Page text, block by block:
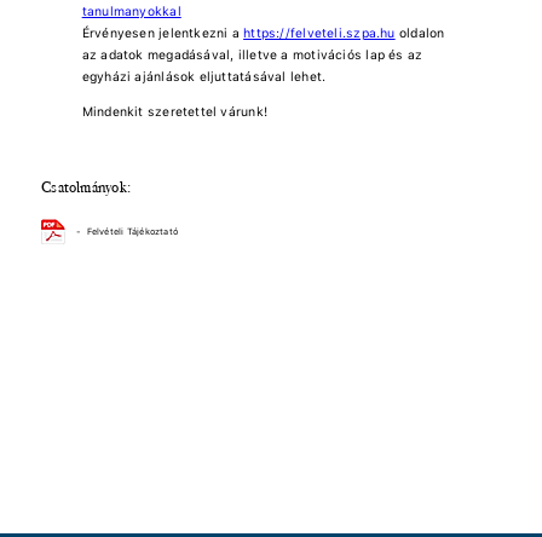
tanulmanyokkal
Érvényesen jelentkezni a https://felveteli.szpa.hu oldalon
az adatok megadásával, illetve a motivációs lap és az
egyházi ajánlások eljuttatásával lehet.
Mindenkit szeretettel várunk!
Csatolmányok:
- Felvételi Tájékoztató